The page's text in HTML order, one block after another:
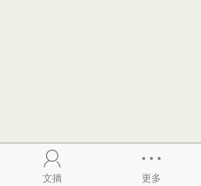
文摘 更多